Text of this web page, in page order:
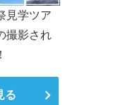
見学ツア
撮影され
る